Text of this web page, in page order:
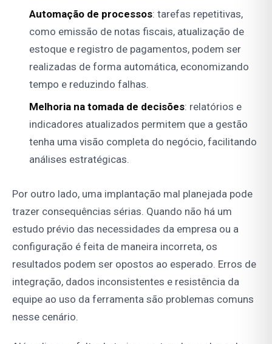
Automação de processos: tarefas repetitivas,
como emissão de notas fiscais, atualização de
estoque e registro de pagamentos, podem ser
realizadas de forma automática, economizando
tempo e reduzindo falhas.
Melhoria na tomada de decisões: relatórios e
indicadores atualizados permitem que a gestão
tenha uma visão completa do negócio, facilitando
análises estratégicas.
Por outro lado, uma implantação mal planejada pode
trazer consequências sérias. Quando não há um
estudo prévio das necessidades da empresa ou a
configuração é feita de maneira incorreta, os
resultados podem ser opostos ao esperado. Erros de
integração, dados inconsistentes e resistência da
equipe ao uso da ferramenta são problemas comuns
nesse cenário.